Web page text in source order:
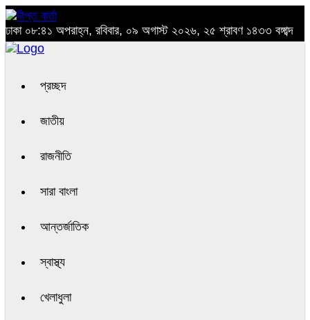
ঢাকা ০৮:৪১ অপরাহ্ন, রবিবার, ০৯ অগাস্ট ২০২৬, ২৫ শ্রাবণ ১৪৩৩ বঙ্গাব্দ
প্রচ্ছদ
জাতীয়
রাজনীতি
সারা বাংলা
আন্তর্জাতিক
স্বাস্থ্য
খেলাধুলা